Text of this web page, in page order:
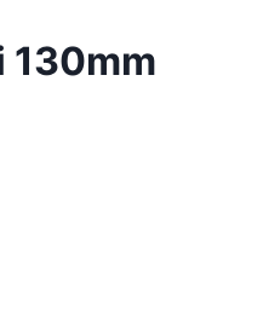
130mm